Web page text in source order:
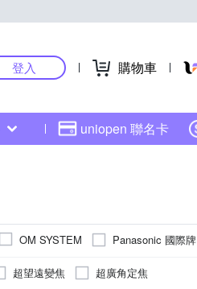
登入 購物車
uniopen 聯名卡
OM SYSTEM
Panasonic 國際牌
其他品牌
超望遠變焦
超廣角定焦